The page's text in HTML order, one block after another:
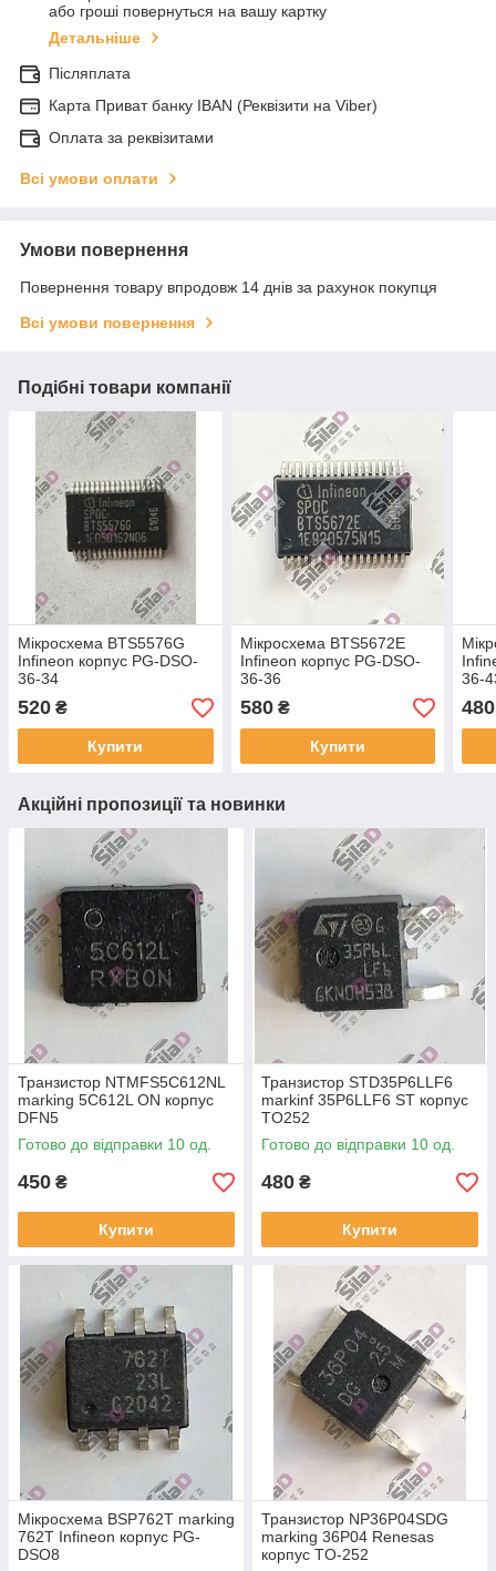
або гроші повернуться на вашу картку
Детальніше
Післяплата
Карта Приват банку IBAN (Реквізити на Viber)
Оплата за реквізитами
Всі умови оплати
Умови повернення
Повернення товару впродовж 14 днів за рахунок покупця
Всі умови повернення
Подібні товари компанії
Мікросхема BTS5576G
Infineon корпус PG-DSO-
36-34
520 ₴
Купити
Мікросхема BTS5672E
Infineon корпус PG-DSO-
36-36
580₴
Купити
36-
480
Акційні пропозиції та новинки
Транзистор NTMFS5C612NL
marking 5C612L ON корпус
DFN5
Готово до відправки 10 од.
450 ₴
Купити
Транзистор STD35P6LLF6
markinf 35P6LLF6 ST корпус
TO252
Готово до відправки 10 од.
480 ₴
Купити
Мікросхема BSP762T marking
762T Infineon корпус PG-
DSO8
Транзистор NP36P04SDG
marking 36P04 Renesas
корпус TO-252